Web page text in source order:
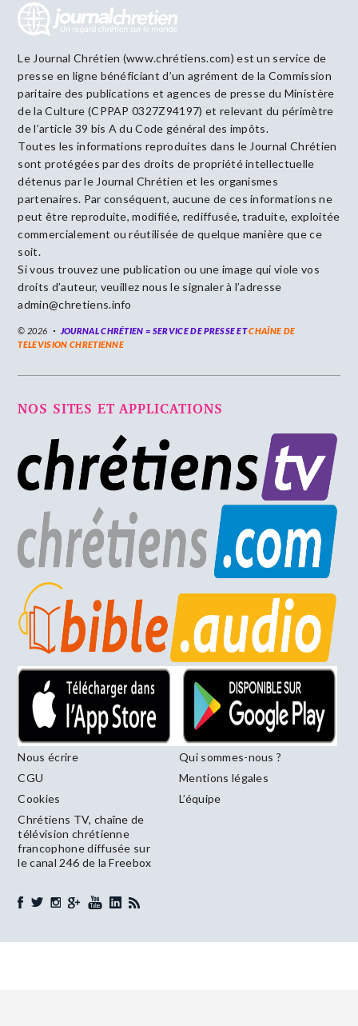
Le Journal Chrétien (www.chrétiens.com) est un service de
presse en ligne bénéficiant d’un agrément de la Commission
paritaire des publications et agences de presse du Ministère
de la Culture (CPPAP 0327Z94197) et relevant du périmètre
de l’article 39 bis A du Code général des impôts.
Toutes les informations reproduites dans le Journal Chrétien
sont protégées par des droits de propriété intellectuelle
détenus par le Journal Chrétien et les organismes
partenaires. Par conséquent, aucune de ces informations ne
peut être reproduite, modifiée, rediffusée, traduite, exploitée
commercialement ou réutilisée de quelque manière que ce
soit.
Si vous trouvez une publication ou une image qui viole vos
droits d’auteur, veuillez nous le signaler à l’adresse
admin@chretiens.info
© 2026 JOURNAL CHRÉTIEN = SERVICE DE PRESSE ETCHAÎNE DE
TELEVISION CHRETIENNE
NOS SITES ET APPLICATIONS
Nous écrire
Qui sommes-nous ?
CGU
Mentions légales
Cookies
L’équipe
Chrétiens TV, chaîne de
télévision chrétienne
francophone diffusée sur
le canal 246 de la Freebox